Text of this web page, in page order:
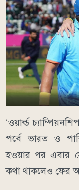
‘ওয়ার্ল্ড
পর্বে ভারত ও
হওয়ার পর এবার
কথা থাকলেও ফের